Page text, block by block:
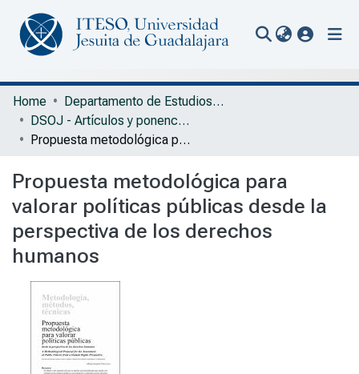
Communities & Collections
All of Repository
Portal Biblioteca
Home
Departamento de Estudios Sociopolíticos y Jurídicos
DSOJ - Artículos y ponencias con arbitraje
Propuesta metodológica para valorar políticas públicas desde la perspectiva de los derechos humanos
Propuesta metodológica para
valorar políticas públicas desde la
perspectiva de los derechos
humanos